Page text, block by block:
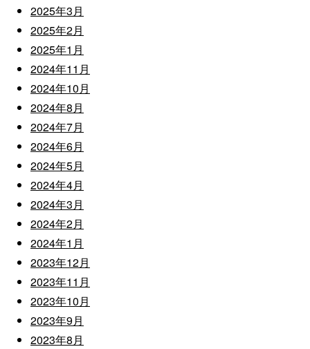
2025年3月
2025年2月
2025年1月
2024年11月
2024年10月
2024年8月
2024年7月
2024年6月
2024年5月
2024年4月
2024年3月
2024年2月
2024年1月
2023年12月
2023年11月
2023年10月
2023年9月
2023年8月